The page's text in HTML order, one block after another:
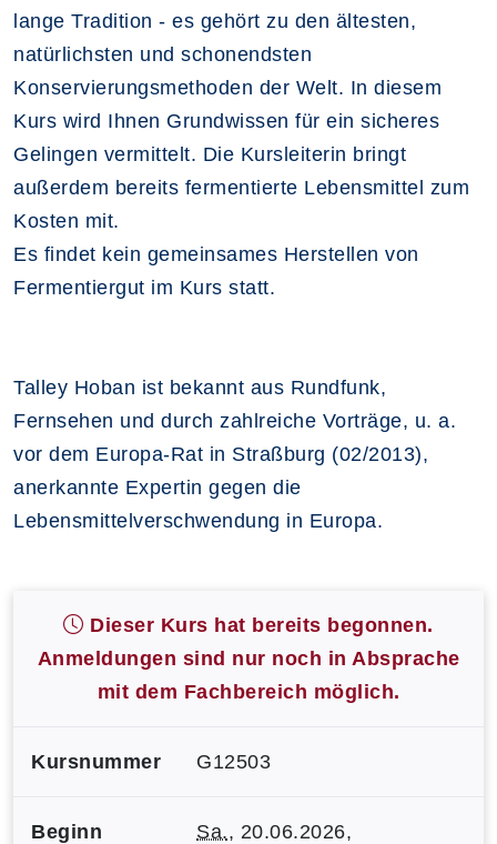
lange Tradition - es gehört zu den ältesten,
natürlichsten und schonendsten
Konservierungsmethoden der Welt. In diesem
Kurs wird Ihnen Grundwissen für ein sicheres
Gelingen vermittelt. Die Kursleiterin bringt
außerdem bereits fermentierte Lebensmittel zum
Kosten mit.
Es findet kein gemeinsames Herstellen von
Fermentiergut im Kurs statt.
Talley Hoban ist bekannt aus Rundfunk,
Fernsehen und durch zahlreiche Vorträge, u. a.
vor dem Europa-Rat in Straßburg (02/2013),
anerkannte Expertin gegen die
Lebensmittelverschwendung in Europa.
Dieser Kurs hat bereits begonnen.
Anmeldungen sind nur noch in Absprache
mit dem Fachbereich möglich.
Kursnummer G12503
Beginn Sa., 20.06.2026,